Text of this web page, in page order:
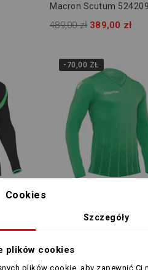
Macron Scutum 524209
489,00 zł 389,00 zł
-70,00 ZŁ
Gemini 542604
Cookies
Szczegóły
plików cookies
plików cookie, aby zapewnić